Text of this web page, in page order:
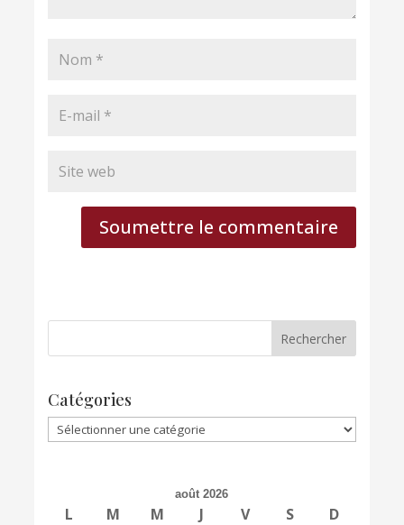
Soumettre le commentaire
Catégories
Catégories
août 2026
L M M J V S D